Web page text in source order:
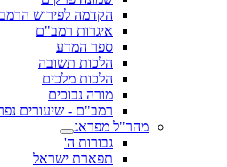
הקדמה לפירוש
איגרות רמב"ם
ספר המדע
הלכות תשובה
הלכות מלכים
מורה נבוכים
רמב"ם - שיעורים
מהר"ל מפראג
גבורות ה'
תפארת ישראל